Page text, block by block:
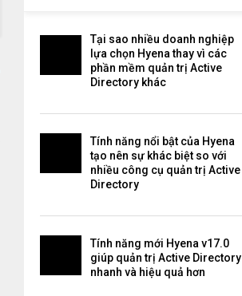
Tại sao nhiều doanh nghiệp
lựa chọn Hyena thay vì các
phần mềm quản trị Active
Directory khác
Tính năng nổi bật của Hyena
tạo nên sự khác biệt so với
nhiều công cụ quản trị Active
Directory
Tính năng mới Hyena v17.0
giúp quản trị Active Directory
nhanh và hiệu quả hơn